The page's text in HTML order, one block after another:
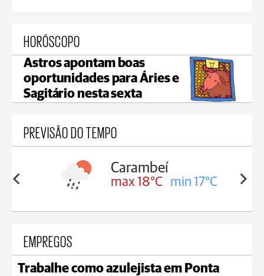
HORÓSCOPO
Astros apontam boas
oportunidades para Áries e
Sagitário nesta sexta
PREVISÃO DO TEMPO
18°C
Carambeí
max 18°C min 17°C
EMPREGOS
Trabalhe como azulejista em Ponta